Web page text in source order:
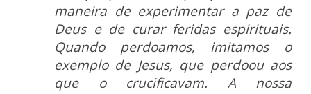
maneira de experimentar a paz de
Deus e de curar feridas espirituais.
Quando perdoamos, imitamos o
exemplo de Jesus, que perdoou aos
que o crucificavam. A nossa